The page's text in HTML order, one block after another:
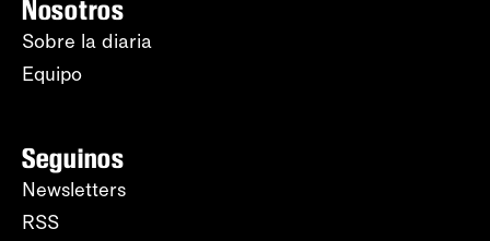
Nosotros
Sobre la diaria
Equipo
Seguinos
Newsletters
RSS